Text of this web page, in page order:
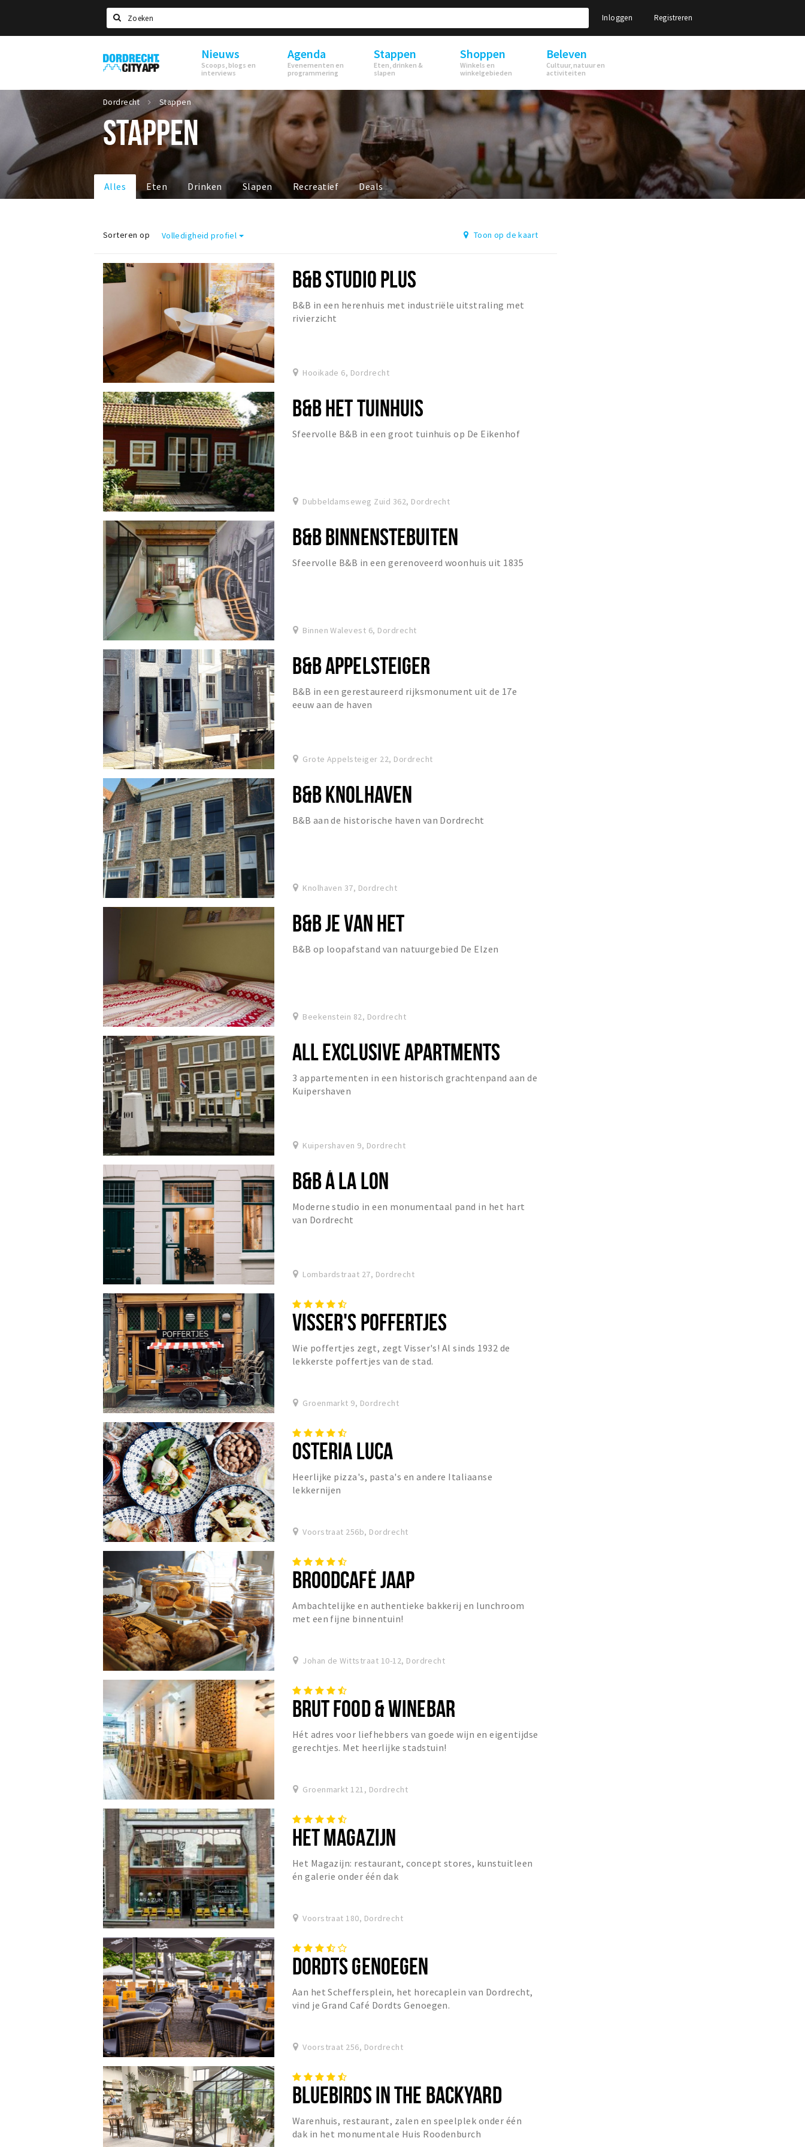
Zoeken
Inloggen Registreren
Dordrecht
City
Nieuws
Scoops, blogs en
interviews
Agenda
Evenementen en
programmering
Stappen
Eten, drinken &
slapen
Shoppen
Winkels en
winkelgebieden
Beleven
Cultuur, natuur en
activiteiten
Dordrecht Stappen
STAPPEN
Alles Eten Drinken Slapen Recreatief Deals
Sorteren op Volledigheid profiel Toon op de kaart
B&B STUDIO PLUS
B&B in een herenhuis met industriële uitstraling met
rivierzicht
Hooikade 6, Dordrecht
B&B HET TUINHUIS
Sfeervolle B&B in een groot tuinhuis op De Eikenhof
Dubbeldamseweg Zuid 362, Dordrecht
B&B BINNENSTEBUITEN
Sfeervolle B&B in een gerenoveerd woonhuis uit 1835
Binnen Walevest 6, Dordrecht
B&B APPELSTEIGER
B&B in een gerestaureerd rijksmonument uit de 17e
eeuw aan de haven
Grote Appelsteiger 22, Dordrecht
B&B KNOLHAVEN
B&B aan de historische haven van Dordrecht
Knolhaven 37, Dordrecht
B&B JE VAN HET
B&B op loopafstand van natuurgebied De Elzen
Beekenstein 82, Dordrecht
ALL EXCLUSIVE APARTMENTS
3 appartementen in een historisch grachtenpand aan de
Kuipershaven
Kuipershaven 9, Dordrecht
B&B Á LA LON
Moderne studio in een monumentaal pand in het hart
van Dordrecht
Lombardstraat 27, Dordrecht
VISSER'S POFFERTJES
Wie poffertjes zegt, zegt Visser's! Al sinds 1932 de
lekkerste poffertjes van de stad.
Groenmarkt 9, Dordrecht
OSTERIA LUCA
Heerlijke pizza's, pasta's en andere Italiaanse
lekkernijen
Voorstraat 256b, Dordrecht
BROODCAFÉ JAAP
Ambachtelijke en authentieke bakkerij en lunchroom
met een fijne binnentuin!
Johan de Wittstraat 10-12, Dordrecht
BRUT FOOD & WINEBAR
Hét adres voor liefhebbers van goede wijn en eigentijdse
gerechtjes. Met heerlijke stadstuin!
Groenmarkt 121, Dordrecht
HET MAGAZIJN
Het Magazijn: restaurant, concept stores, kunstuitleen
én galerie onder één dak
Voorstraat 180, Dordrecht
DORDTS GENOEGEN
Aan het Scheffersplein, het horecaplein van Dordrecht,
vind je Grand Café Dordts Genoegen.
Voorstraat 256, Dordrecht
BLUEBIRDS IN THE BACKYARD
Warenhuis, restaurant, zalen en speelplek onder één
dak in het monumentale Huis Roodenburch